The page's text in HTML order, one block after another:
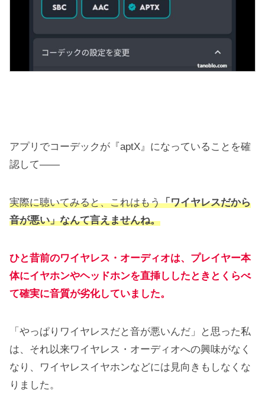
アプリでコーデックが『aptX』になっていることを確
認して――
実際に聴いてみると、これはもう「ワイヤレスだから
音が悪い」なんて言えませんね。
ひと昔前のワイヤレス・オーディオは、プレイヤー本
体にイヤホンやヘッドホンを直挿ししたときとくらべ
て確実に音質が劣化していました。
「やっぱりワイヤレスだと音が悪いんだ」と思った私
は、それ以来ワイヤレス・オーディオへの興味がなく
なり、ワイヤレスイヤホンなどには見向きもしなくな
りました。